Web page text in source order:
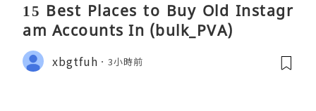
15 Best Places to Buy Old Instagr
am Accounts In (bulk_PVA)
xbgtfuh 3小時前